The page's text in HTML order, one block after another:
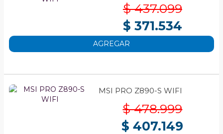
$ 437.099
$ 371.534
AGREGAR
MSI PRO Z890-S WIFI
$ 478.999
$ 407.149